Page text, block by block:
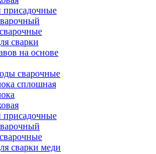
присадочные
сварки
на основе
сварочные
сплошная
присадочные
сварки меди